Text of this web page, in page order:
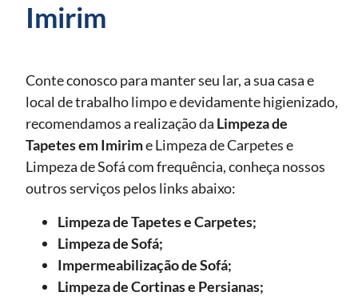
Imirim
Conte conosco para manter seu lar, a sua casa e
local de trabalho limpo e devidamente higienizado,
recomendamos a realização da Limpeza de
Tapetesem Imirime Limpeza de Carpetes e
Limpeza de Sofá com frequência, conheça nossos
outros serviços pelos links abaixo:
Limpeza de Tapetes e Carpetes;
Limpeza de Sofá;
Impermeabilização de Sofá;
Limpeza de Cortinas e Persianas;